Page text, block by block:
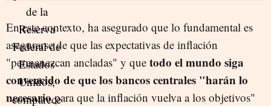
En este contexto, ha asegurado que lo fundamental es
asegurarse de que las expectativas de inflación
"permanezcan ancladas" y que todo el mundo siga
convencido de que los bancos centrales "harán lo
necesariopara que la inflación vuelva a los objetivos"